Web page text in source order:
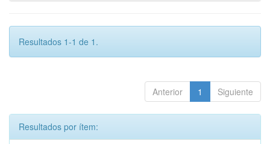
Resultados 1-1 de 1.
Anterior 1 Siguiente
Resultados por ítem: